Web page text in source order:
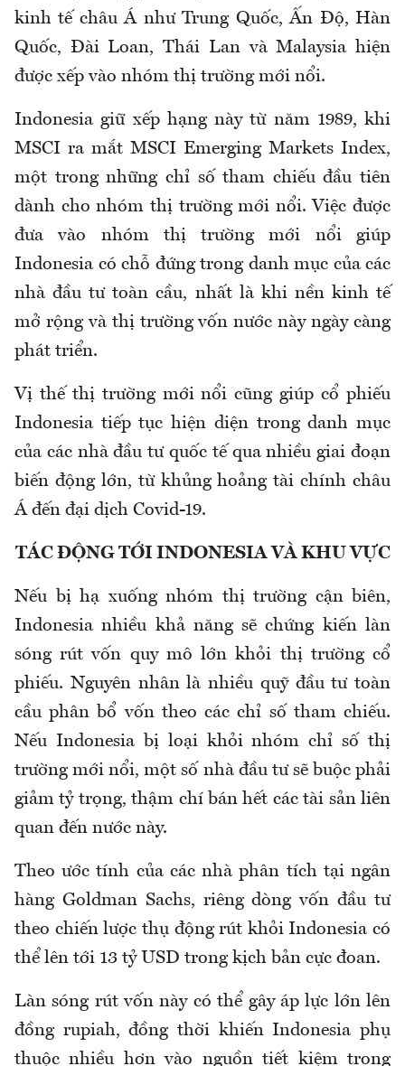
kinh tế châu Á như Trung Quốc, Ấn Độ, Hàn
Quốc, Đài Loan, Thái Lan và Malaysia hiện
được xếp vào nhóm thị trường mới nổi.
Indonesia giữ xếp hạng này từ năm 1989, khi
MSCI ra mắt MSCI Emerging Markets Index,
một trong những chỉ số tham chiếu đầu tiên
dành cho nhóm thị trường mới nổi. Việc được
đưa vào nhóm thị trường mới nổi giúp
Indonesia có chỗ đứng trong danh mục của các
nhà đầu tư toàn cầu, nhất là khi nền kinh tế
mở rộng và thị trường vốn nước này ngày càng
phát triển.
Vị thế thị trường mới nổi cũng giúp cổ phiếu
Indonesia tiếp tục hiện diện trong danh mục
của các nhà đầu tư quốc tế qua nhiều giai đoạn
biến động lớn, từ khủng hoảng tài chính châu
Á đến đại dịch Covid-19.
TÁC ĐỘNG TỚI INDONESIA VÀ KHU VỰC
Nếu bị hạ xuống nhóm thị trường cận biên,
Indonesia nhiều khả năng sẽ chứng kiến làn
sóng rút vốn quy mô lớn khỏi thị trường cổ
phiếu. Nguyên nhân là nhiều quỹ đầu tư toàn
cầu phân bổ vốn theo các chỉ số tham chiếu.
Nếu Indonesia bị loại khỏi nhóm chỉ số thị
trường mới nổi, một số nhà đầu tư sẽ buộc phải
giảm tỷ trọng, thậm chí bán hết các tài sản liên
quan đến nước này.
Theo ước tính của các nhà phân tích tại ngân
hàng Goldman Sachs, riêng dòng vốn đầu tư
theo chiến lược thụ động rút khỏi Indonesia có
thể lên tới 13 tỷ USD trong kịch bản cực đoan.
Làn sóng rút vốn này có thể gây áp lực lớn lên
đồng rupiah, đồng thời khiến Indonesia phụ
thuộc nhiều hơn vào nguồn tiết kiệm trong